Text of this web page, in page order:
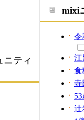
ニティ
mixi
令
江
食
寺
辻